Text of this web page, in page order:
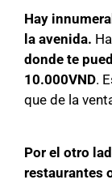
Hay
la avenida.
donde te
10.000VND.
que de la
Por el otro
restaurantes